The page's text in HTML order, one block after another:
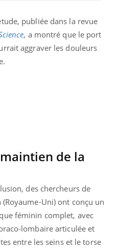
publiée dans la revue
, a montré que le port
aggraver les douleurs
de la
des chercheurs de
Uni) ont conçu un
féminin complet, avec
lombaire articulée et
entre les seins et le torse